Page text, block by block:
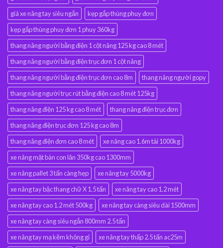
giá xe nâng tay siêu ngắn
kẹp gắp thùng phuy đơn
kẹp gắp thùng phuy đơn 1 phuy 360kg
thang nâng người bằng điện 1 cột nâng 125 kg cao 8 mét
thang nâng người bằng điện trục đơn 1 cột nâng
thang nâng người bằng điện trục đơn cao 8m
thang nâng người gopy
thang nâng người trục rút bằng điện cao 8 mét 125kg
thang nâng điện 125 kg cao 8 mét
thang nâng điện trục đơn
thang nâng điện trục đơn 125 kg cao 8m
thang nâng điện đơn cao 8 mét
xe nâng cao 1.6m tải 1000kg
xe nâng mặt bàn con lăn 350kg cao 1300mm
xe nâng pallet 3 tấn càng hẹp
xe nâng tay 5000kg
xe nâng tay bậc thang chữ X 1.5 tấn
xe nâng tay cao 1.2 mét
xe nâng tay cao 1.2 mét 500kg
xe nâng tay càng siêu dài 1500mm
xe nâng tay càng siêu ngắn 800mm 2.5 tấn
xe nâng tay mạ kẽm không gỉ
xe nâng tay thấp 2.5 tấn ac25m